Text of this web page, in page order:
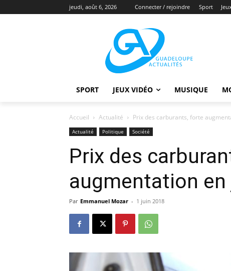
jeudi, août 6, 2026 Connecter / rejoindre Sport
SPORT JEUX VIDÉO MUSIQUE
Accueil Actualité Prix des carburants, forte
Actualité Politique Société
Prix des
augmentation en
Par Emmanuel Mozar - 1 juin 2018